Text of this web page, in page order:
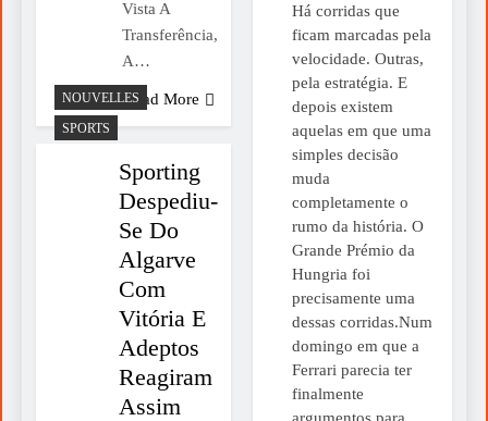
Vista A
Transferência,
A…
Read More
NOUVELLES
SPORTS
Sporting
Despediu-
Se Do
Algarve
Com
Vitória E
Adeptos
Reagiram
Assim
Há corridas que
ficam marcadas pela
velocidade. Outras,
pela estratégia. E
depois existem
aquelas em que uma
simples decisão
muda
completamente o
rumo da história. O
Grande Prémio da
Hungria foi
precisamente uma
dessas corridas.Num
domingo em que a
Ferrari parecia ter
finalmente